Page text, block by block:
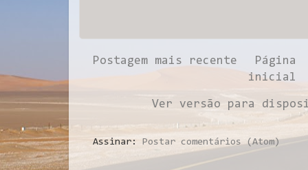
Postagem mais recente
Página
inicial
Ver versão para
Assinar: Postar comentários (Atom)